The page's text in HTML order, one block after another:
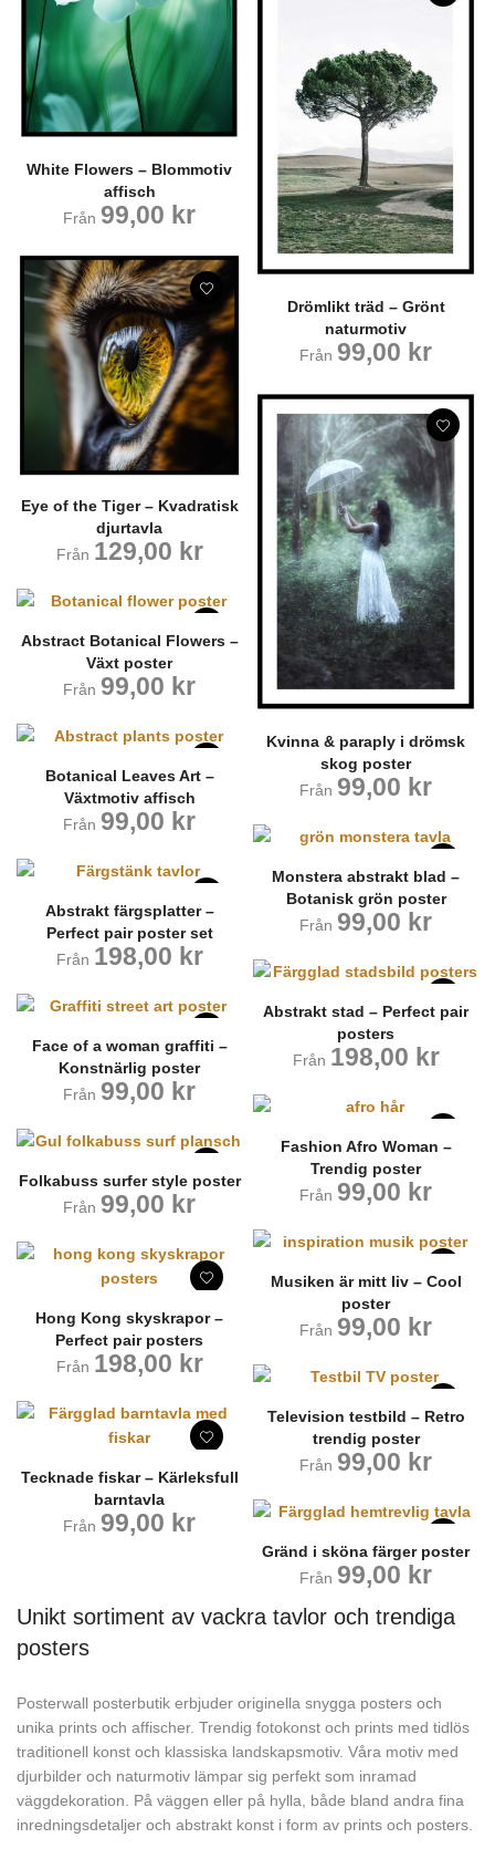
White Flowers – Blommotiv
affisch
Från 99,00 kr
Drömlikt träd – Grönt
naturmotiv
Från 99,00 kr
Eye of the Tiger – Kvadratisk
djurtavla
Från 129,00 kr
Kvinna & paraply i drömsk
skog poster
Från 99,00 kr
Abstract Botanical Flowers –
Växt poster
Från 99,00 kr
Botanical Leaves Art –
Växtmotiv affisch
Från 99,00 kr
Monstera abstrakt blad –
Botanisk grön poster
Från 99,00 kr
Abstrakt färgsplatter –
Perfect pair poster set
Från 198,00 kr
Abstrakt stad – Perfect pair
posters
Från 198,00 kr
Face of a woman graffiti –
Konstnärlig poster
Från 99,00 kr
Fashion Afro Woman –
Trendig poster
Från 99,00 kr
Folkabuss surfer style poster
Från 99,00 kr
Musiken är mitt liv – Cool
poster
Från 99,00 kr
Hong Kong skyskrapor –
Perfect pair posters
Från 198,00 kr
Television testbild – Retro
trendig poster
Från 99,00 kr
Tecknade fiskar – Kärleksfull
barntavla
Från 99,00 kr
Gränd i sköna färger poster
Från 99,00 kr
Unikt sortiment av vackra tavlor och trendiga
posters
Posterwall posterbutik erbjuder originella snygga posters och
unika prints och affischer. Trendig fotokonst och prints med tidlös
traditionell konst och klassiska landskapsmotiv. Våra motiv med
djurbilder och naturmotiv lämpar sig perfekt som inramad
väggdekoration. På väggen eller på hylla, både bland andra fina
inredningsdetaljer och abstrakt konst i form av prints och posters.